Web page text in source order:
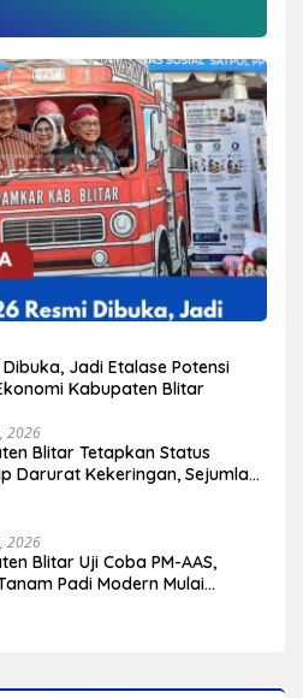
Jadi Etalase Potensi
Kabupaten Blitar
2026
Blitar Tetapkan Status
Darurat Kekeringan, Sejumlah
2026
Blitar Uji Coba PM-AAS,
Padi Modern Mulai